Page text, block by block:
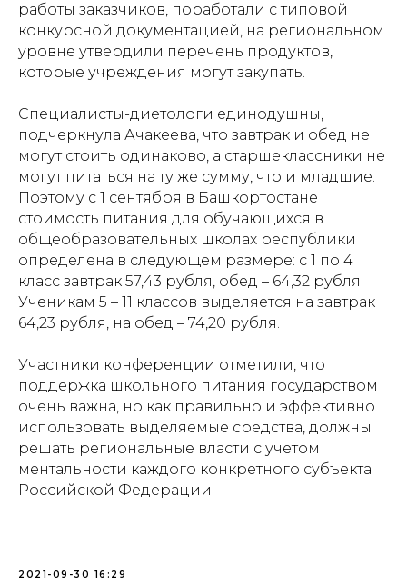
работы заказчиков, поработали с типовой
конкурсной документацией, на региональном
уровне утвердили перечень продуктов,
которые учреждения могут закупать.
Специалисты-диетологи единодушны,
подчеркнула Ачакеева, что завтрак и обед не
могут стоить одинаково, а старшеклассники не
могут питаться на ту же сумму, что и младшие.
Поэтому с 1 сентября в Башкортостане
стоимость питания для обучающихся в
общеобразовательных школах республики
определена в следующем размере: с 1 по 4
класс завтрак 57,43 рубля, обед – 64,32 рубля.
Ученикам 5 – 11 классов выделяется на завтрак
64,23 рубля, на обед – 74,20 рубля.
Участники конференции отметили, что
поддержка школьного питания государством
очень важна, но как правильно и эффективно
использовать выделяемые средства, должны
решать региональные власти с учетом
ментальности каждого конкретного субъекта
Российской Федерации.
2021-09-30 16:29